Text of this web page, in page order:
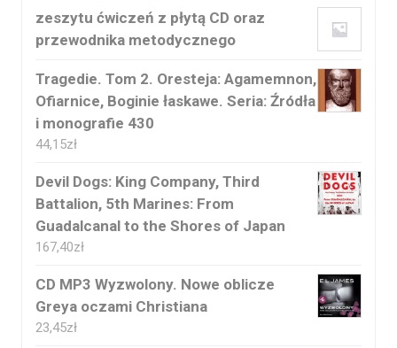
zeszytu ćwiczeń z płytą CD oraz
przewodnika metodycznego
Tragedie. Tom 2. Oresteja: Agamemnon,
Ofiarnice, Boginie łaskawe. Seria: Źródła
i monografie 430
44,15zł
Devil Dogs: King Company, Third
Battalion, 5th Marines: From
Guadalcanal to the Shores of Japan
167,40zł
CD MP3 Wyzwolony. Nowe oblicze
Greya oczami Christiana
23,45zł